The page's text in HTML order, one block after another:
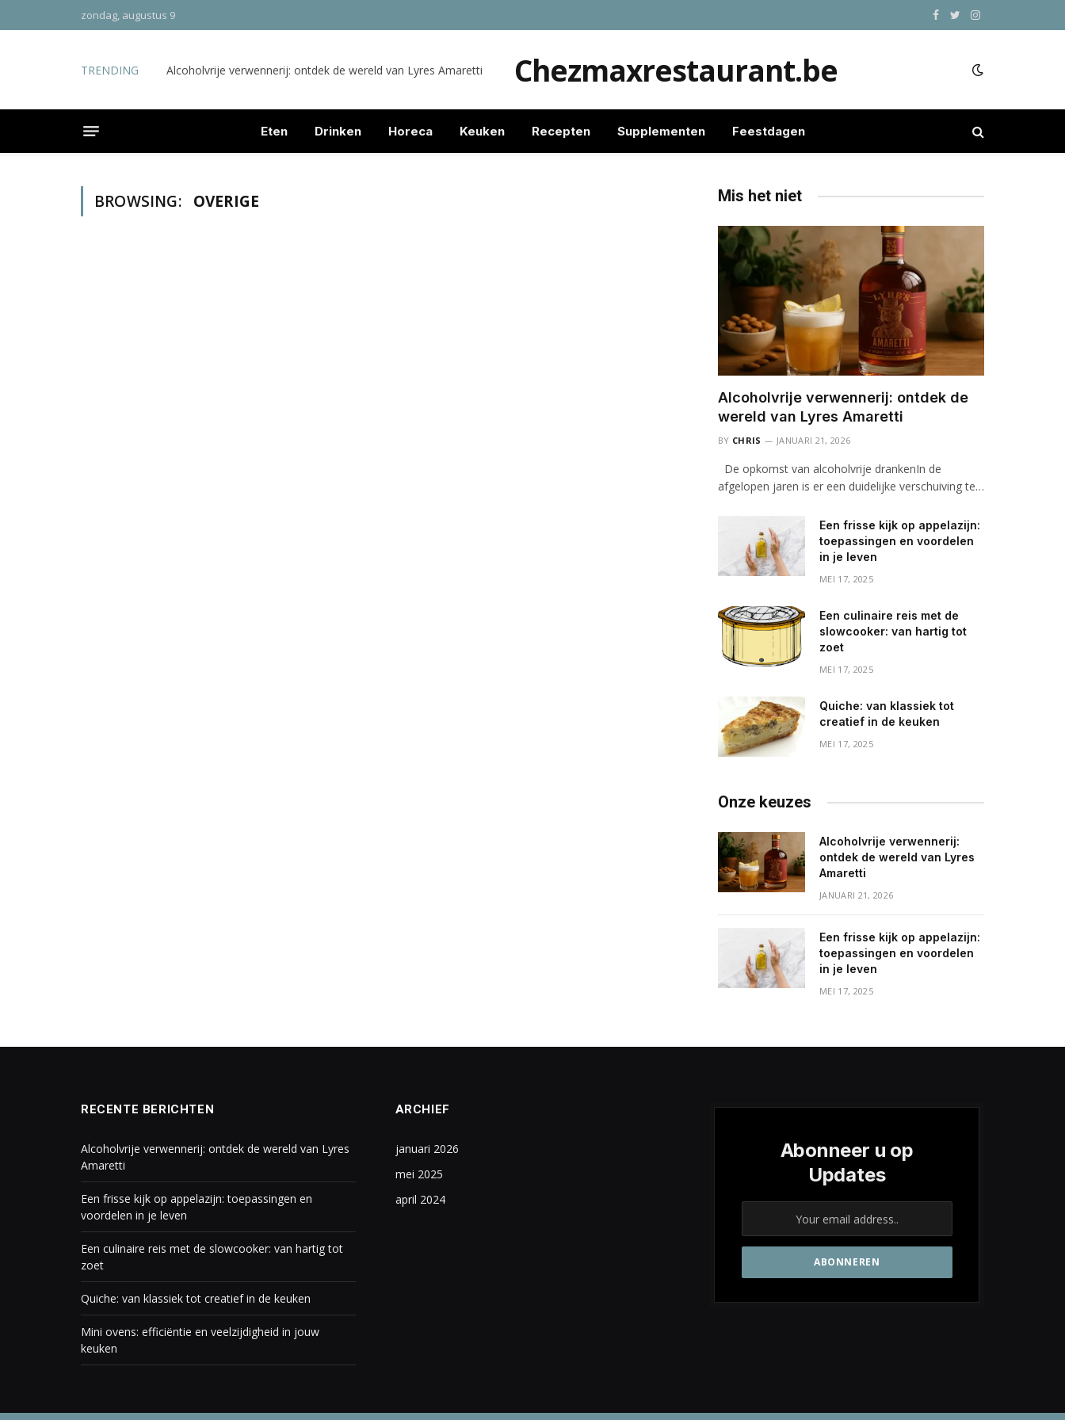
zondag, augustus 9 Facebook
TwitterInstagram
TRENDING Alcoholvrije verwennerij: ontdek de wereld van Lyres Amaretti Chezmaxrestaurant.be
Eten Drinken Horeca Keuken Recepten Supplementen Feestdagen
BROWSING: OVERIGE Mis het niet
Alcoholvrije verwennerij: ontdek de
wereld van Lyres Amaretti
BY CHRIS JANUARI 21, 2026
De opkomst van alcoholvrije drankenIn de
afgelopen jaren is er een duidelijke verschuiving te…
Een frisse kijk op appelazijn:
toepassingen en voordelen
in je leven
MEI 17, 2025
Een culinaire reis met de
slowcooker: van hartig tot
zoet
MEI 17, 2025
Quiche: van klassiek tot
creatief in de keuken
MEI 17, 2025
Onze keuzes
Alcoholvrije verwennerij:
ontdek de wereld van Lyres
Amaretti
JANUARI 21, 2026
Een frisse kijk op appelazijn:
toepassingen en voordelen
in je leven
MEI 17, 2025
RECENTE BERICHTEN
Alcoholvrije verwennerij: ontdek de wereld van Lyres
Amaretti
Een frisse kijk op appelazijn: toepassingen en
voordelen in je leven
Een culinaire reis met de slowcooker: van hartig tot
zoet
Quiche: van klassiek tot creatief in de keuken
Mini ovens: efficiëntie en veelzijdigheid in jouw
keuken
ARCHIEF
januari 2026
mei 2025
april 2024
Abonneer u op
Updates